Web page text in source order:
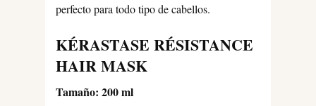
perfecto para todo tipo de cabellos.
KÉRASTASE RÉSISTANCE
HAIR MASK
Tamaño: 200 ml